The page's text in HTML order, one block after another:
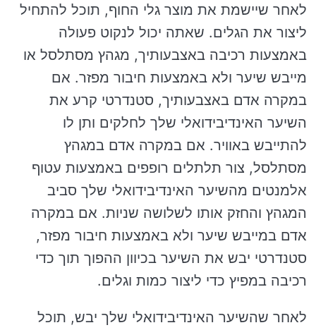
לאחר שיישמת את מוצר גלי החוף, תוכל להתחיל
ליצור את הגלים. שאתה יכול לנקוט פעולה
באמצעות רכיבה באצבעותיך, מגהץ מסתלסל או
מייבש שיער ולא באמצעות חיבור מפזר. אם
במקרה אדם באצבעותיך, סטנדרטי קרע את
השיער האינדיבידואלי שלך לחלקים ותן לו
להתייבש באוויר. אם במקרה אדם במגהץ
מסתלסל, צור תלתלים רופפים באמצעות עטוף
אלמנטים מהשיער האינדיבידואלי שלך סביב
המגהץ והחזק אותו לשלושה שניות. אם במקרה
אדם במייבש שיער ולא באמצעות חיבור מפזר,
סטנדרטי יבש את השיער בכיוון ההפוך תוך כדי
רכיבה במפיץ כדי ליצור כמות וגלים.
לאחר שהשיער האינדיבידואלי שלך יבש, תוכל